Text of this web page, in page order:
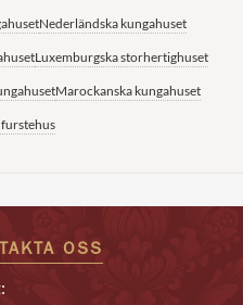
Nederländska kungahuset
Luxemburgska storhertighuset
Marockanska kungahuset
OSS